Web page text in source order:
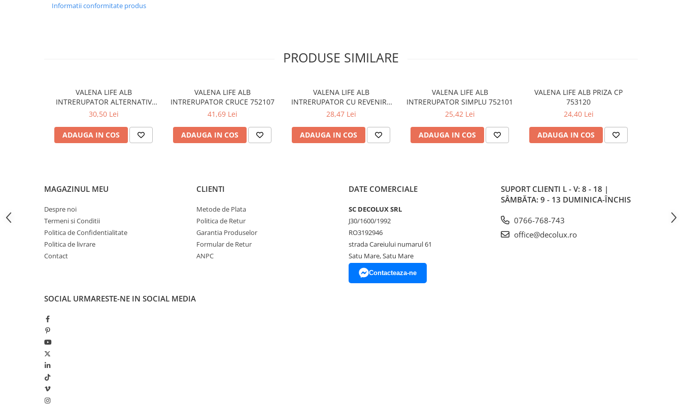
PLAFONIERE & PENDULE DE
STALPI EXTERIOR
LAMPADARE & PENDULE DE
LAMPI SOLARE
PROIECTOARE
VEIOZE EXTERIOR
■ ILUMINAT TEHNIC
SPOTURI INCASTRATE
SPOTURI PE SINA & ACCESORII
SPOTURI APLICATE SI SUSPENSII
LAMPI EMERGENTA
BANDA LED & ACCESORII
■ ILUMINAT DECORATIV
Informatii conformitate produs
PRODUSE SIMILARE
VALENA LIFE ALB
INTRERUPATOR ALTERNATIV
752106
30,50 Lei
ADAUGA IN COS
VALENA LIFE ALB
INTRERUPATOR CRUCE 752107
41,69 Lei
ADAUGA IN COS
VALENA LIFE ALB
INTRERUPATOR CU REVENIRE
752111
28,47 Lei
ADAUGA IN COS
VALENA LIFE ALB
INTRERUPATOR SIMPLU 752101
25,42 Lei
ADAUGA IN COS
VALENA LIFE ALB PRIZA CP
753120
24,40 Lei
ADAUGA IN COS
MAGAZINUL MEU
Despre noi
Termeni si Conditii
Politica de Confidentialitate
Politica de livrare
Contact
CLIENTI
Metode de Plata
Politica de Retur
Garantia Produselor
Formular de Retur
ANPC
DATE COMERCIALE
SC DECOLUX SRL
J30/1600/1992
RO3192946
strada Careiului numarul 61
Satu Mare, Satu Mare
Contacteaza-ne
SUPORT CLIENTI L - V: 8 - 18 |
SÂMBĂTA: 9 - 13 DUMINICA-ÎNCHIS
0766-768-743
office@decolux.ro
SOCIAL URMARESTE-NE IN SOCIAL MEDIA